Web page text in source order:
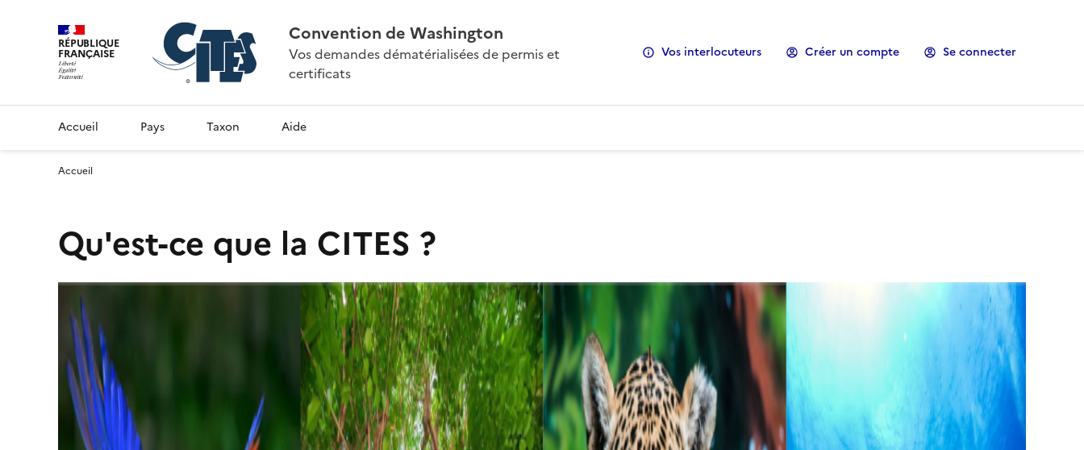
RÉPUBLIQUE
FRANÇAISE
Convention de Washington
Vos demandes dématérialisées de permis et
certificats
Vos interlocuteurs Créer un compte Se connecter
Accueil Pays Taxon Aide
Accueil
Qu'est-ce que la CITES ?